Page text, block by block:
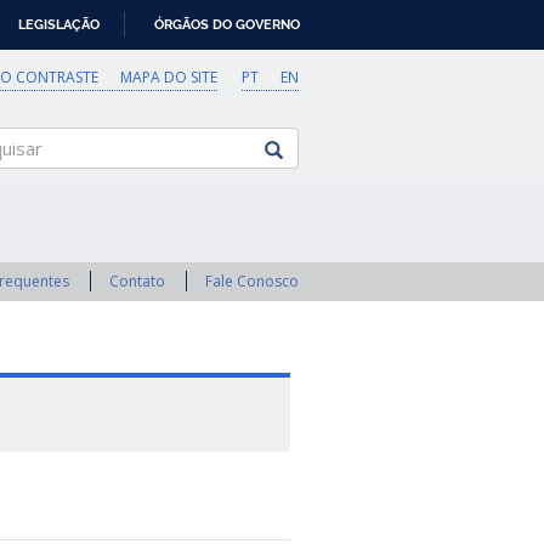
LEGISLAÇÃO ÓRGÃOS DO GOVERNO
PT EN
CONTRASTE MAPA DO SITE
Contato Fale Conosco